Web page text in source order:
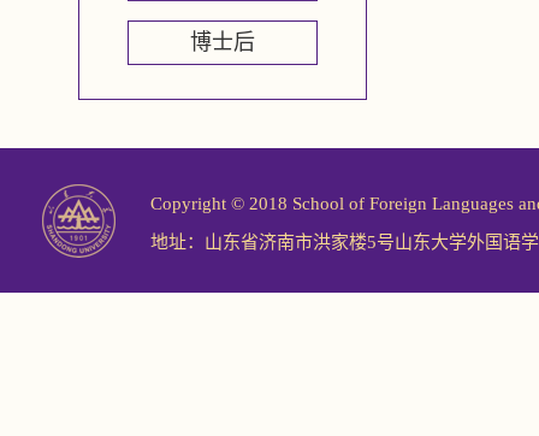
博士后
Copyright © 2018 School of Foreign Languages
地址：山东省济南市洪家楼5号山东大学外国语